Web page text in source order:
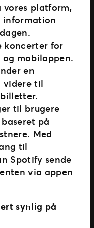
platform,
information
koncerter for
mobilappen.
en
videre til
til brugere
på
Med
til
Spotify sende
via appen
synlig på